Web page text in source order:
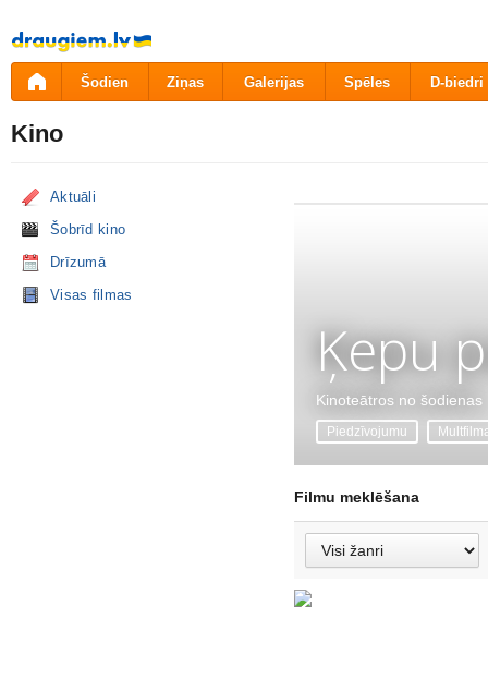
Pāriet
uz
saturu
Šodien Ziņas Galerijas Spēles D-biedri
Kino
Aktuāli
Šobrīd kino
Drīzumā
Visas filmas
Ķepu
Kinoteātros no šodienas
Piedzīvojumu
Filmu meklēšana